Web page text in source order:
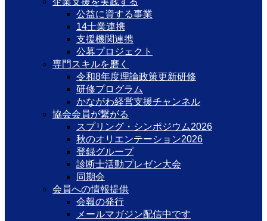
公益に資する事業
14士業連携
支援機関連携
公募プロジェクト
専門スキルを磨く
令和8年度理論政策更新研修
研修プログラム
かながわ経営支援チャンネル
協会会員が繋がる
スプリング・シンポジウム2026
秋のオリエンテーション2026
登録グループ
診断士活動プレゼン大会
同期会
会員への情報提供
会報の発行
メールマガジン配信中です